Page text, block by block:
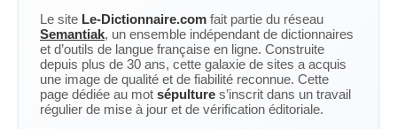
Le site Le-Dictionnaire.com fait partie du réseau
Semantiak, un ensemble indépendant de dictionnaires
et d’outils de langue française en ligne. Construite
depuis plus de 30 ans, cette galaxie de sites a acquis
une image de qualité et de fiabilité reconnue. Cette
page dédiée au mot sépulture s’inscrit dans un travail
régulier de mise à jour et de vérification éditoriale.